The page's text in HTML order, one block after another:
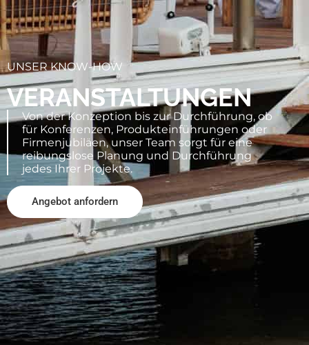
UNSER KNOW-HOW
VERANSTALTUNGEN
Von der Konzeption bis zur Durchführung, ob
für Konferenzen, Produkteinführungen oder
Firmenjubiläen, unser Team sorgt für eine
reibungslose Planung und Durchführung
jedes Ihrer Projekte.
Angebot anfordern